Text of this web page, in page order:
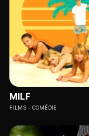
MILF
FILMS COMÉDIE